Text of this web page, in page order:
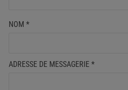
NOM *
ADRESSE DE MESSAGERIE *